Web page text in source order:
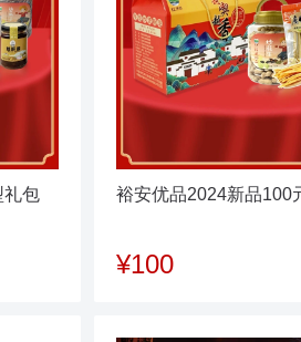
礼包 裕安优品2024新品100
¥100